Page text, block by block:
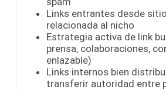
Links entrantes desde
relacionada al nicho
Estrategia activa de link
prensa, colaboraciones,
enlazable)
Links internos bien
transferir autoridad entre